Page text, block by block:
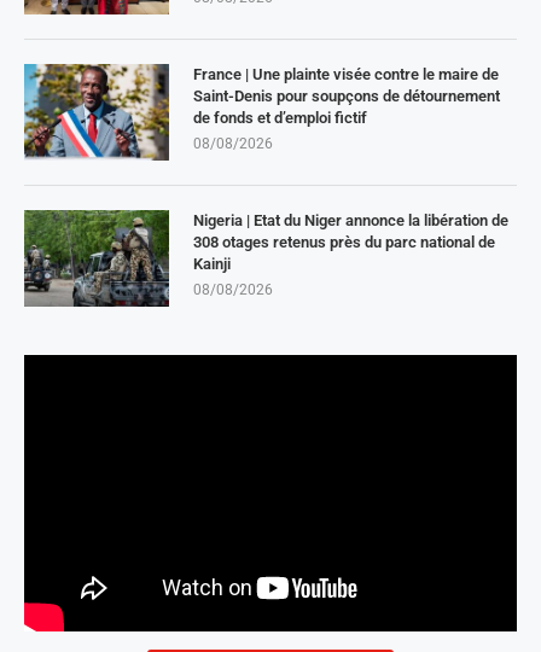
France | Une plainte visée contre le maire de
Saint-Denis pour soupçons de détournement
de fonds et d’emploi fictif
08/08/2026
Nigeria | Etat du Niger annonce la libération de
308 otages retenus près du parc national de
Kainji
08/08/2026